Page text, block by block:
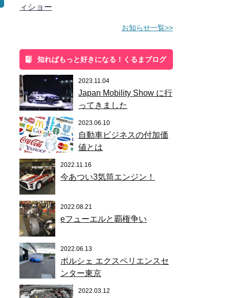
ィショー
お知らせ一覧>>
知ればもっと好きになる！くるまブログ
2023.11.04
Japan Mobility Show に行
ってきました
2023.06.10
自動車ビジネスの付加価
値とは
2022.11.16
今あつい3気筒エンジン！
2022.08.21
eフューエルと覇権争い
2022.06.13
ポルシェ エクスペリエンスセ
ンター東京
2022.03.12